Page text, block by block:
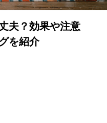
ダイエット 美容
インタビュー
恋愛
夫？効果や注意
を紹介